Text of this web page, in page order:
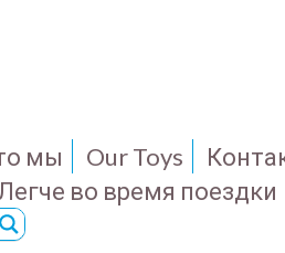
мы Our Toys
во время поездки